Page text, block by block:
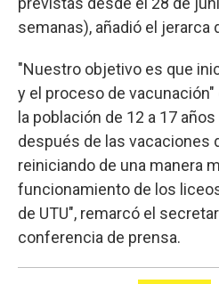
semanas), añadió el jerarca
"Nuestro objetivo es que
y el proceso de
la población de 12 a 17
después de las vacaciones
reiniciando de una manera
funcionamiento de los
de UTU", remarcó el
conferencia de prensa.